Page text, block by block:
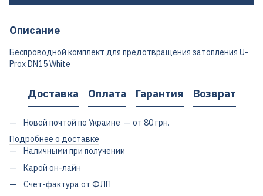
Описание
Беспроводной комплект для предотвращения затопления U-
Prox DN15 White
Доставка Оплата Гарантия Возврат
Новой почтой по Украине — от 80 грн.
Подробнее о доставке
Наличными при получении
Карой он-лайн
Счет-фактура от ФЛП